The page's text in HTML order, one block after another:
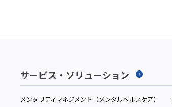
サービス・ソリューション
メンタリティマネジメント（メンタルヘルスケア）